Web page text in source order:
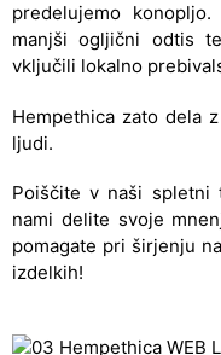
predelujemo
manjši ogljični odtis
vključili lokalno
Hempethica zato dela
ljudi.
Poiščite v naši
nami delite svoje
pomagate pri širjenju
izdelkih!